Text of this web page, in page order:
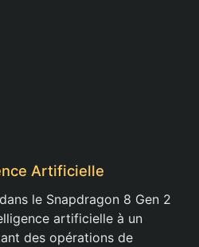
Artificielle
le Snapdragon 8 Gen 2
artificielle à un
des opérations de